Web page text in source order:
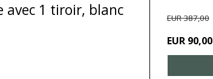
avec 1 tiroir, blanc
EUR 387,00
EUR 90,00